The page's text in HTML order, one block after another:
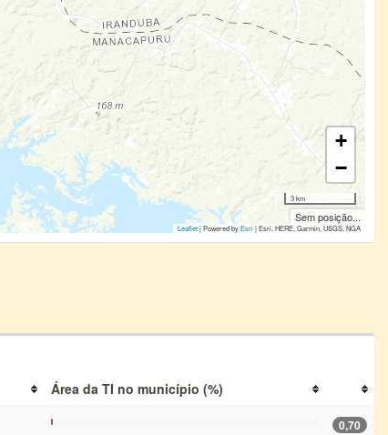
+
−
3 km
Sem posição...
Leaflet| Powered byEsri|Esri, HERE, Garmin, USGS, NGA
Área da TI no município (%)
0,70